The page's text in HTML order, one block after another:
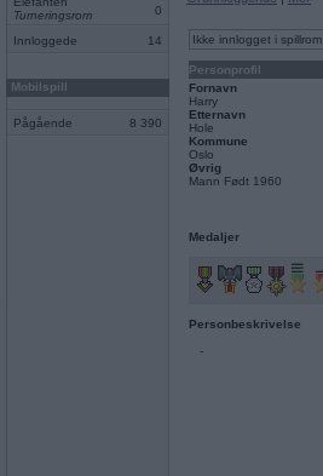
Turneringsrom
0
Innloggede 14
Mobilspill
Pågående 8 390
Ikke innlogget i spillrom
Personprofil
Fornavn
Harry
Etternavn
Hole
Kommune
Oslo
Øvrig
Mann Født 1960
Medaljer
Personbeskrivelse
-